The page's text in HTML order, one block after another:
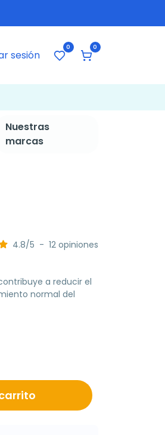
sesión
0 0
Nuestras
marcas
4.8/5 - 12 opiniones
a reducir el
normal del